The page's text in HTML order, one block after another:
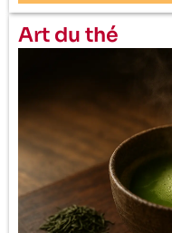
Art du thé